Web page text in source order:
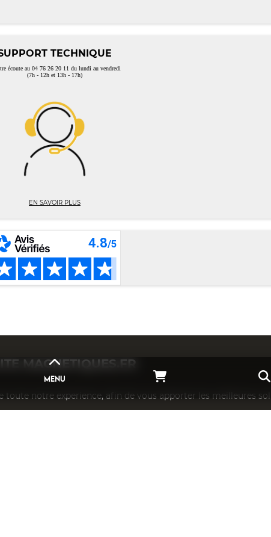
MENU
TECHNIQUE
écoute au 04 76 26 20 11 du lundi au vendredi
(7h - 12h et 13h - 17h)
EN SAVOIR PLUS
MAGNETIQUES.FR
notre experience, afin de vous apporter les meilleures